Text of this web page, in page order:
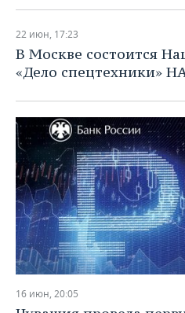
22 июн, 17:23
В Москве состоится
«Дело спецтехники»
16 июн, 20:05